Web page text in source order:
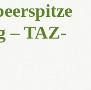
– TAZ-